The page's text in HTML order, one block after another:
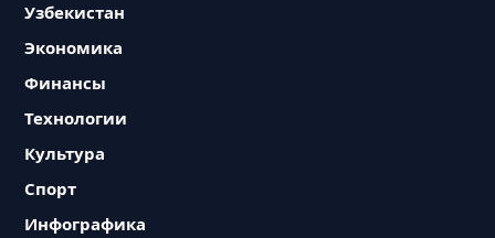
Узбекистан
Экономика
Финансы
Технологии
Культура
Спорт
Инфографика